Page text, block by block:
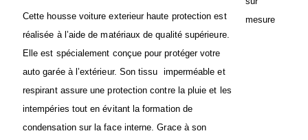
Cette housse voiture exterieur haute protection est
réalisée à l’aide de matériaux de qualité supérieure.
Elle est spécialement conçue pour protéger votre
auto garée à l’extérieur. Son tissu imperméable et
respirant assure une protection contre la pluie et les
intempéries tout en évitant la formation de
condensation sur la face interne. Grace à son